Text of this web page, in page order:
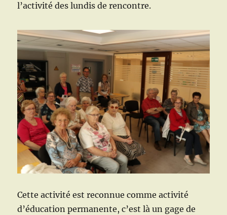
l’activité des lundis de rencontre.
Cette activité est reconnue comme activité
d’éducation permanente, c’est là un gage de